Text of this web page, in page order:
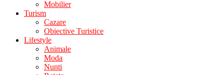
Mobilier
Turism
Cazare
Obiective Turistice
Lifestyle
Animale
Moda
Nunti